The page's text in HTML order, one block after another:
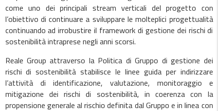
come uno dei principali stream verticali del progetto con
l’obiettivo di continuare a sviluppare le molteplici progettualità
continuando ad irrobustire il framework di gestione dei rischi di
sostenibilità intraprese negli anni scorsi.
Reale Group attraverso la Politica di Gruppo di gestione dei
rischi di sostenibilità stabilisce le linee guida per indirizzare
l’attività di identificazione, valutazione, monitoraggio e
mitigazione dei rischi di sostenibilità, in coerenza con la
propensione generale al rischio definita dal Gruppo e in linea con